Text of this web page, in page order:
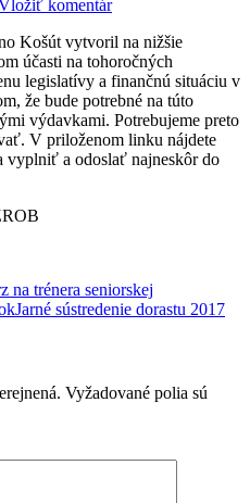
komentár
Košút vytvoril na nižšie
účasti na tohoročných
legislatívy a finančnú situáciu v
že bude potrebné na túto
výdavkami. Potrebujeme preto
V priloženom linku nájdete
vyplniť a odoslať najneskôr do
na trénera seniorskej
Jarné sústredenie dorastu 2017
Vyžadované polia sú